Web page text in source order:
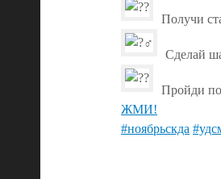
Получи
Сделай
Пройди по
ЖМИ!
#ноябрьскда